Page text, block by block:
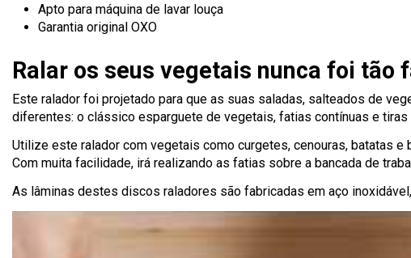
Apto para máquina de lavar louça
Garantia original OXO
Ralar os seus vegetais nunca foi tão
Este ralador foi projetado para que as suas saladas, salteados de
diferentes: o clássico esparguete de vegetais, fatias contínuas e
Utilize este ralador com vegetais como curgetes, cenouras, batatas
Com muita facilidade, irá realizando as fatias sobre a bancada de
As lâminas destes discos raladores são fabricadas em aço